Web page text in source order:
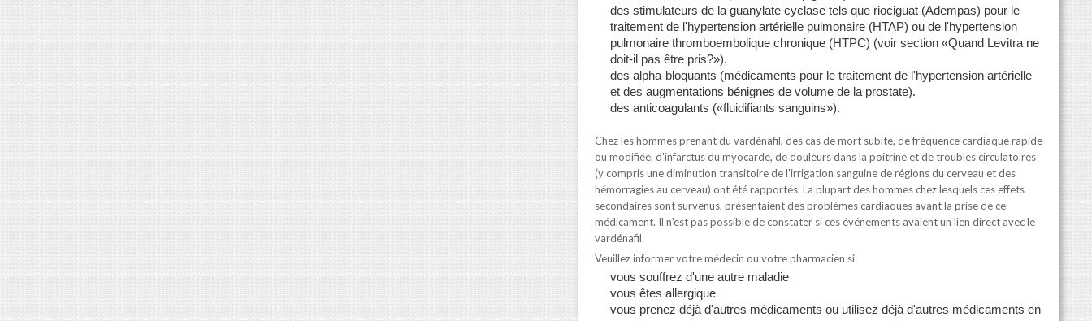
des stimulateurs de la guanylate cyclase tels que riociguat (Adempas) pour le
traitement de l'hypertension artérielle pulmonaire (HTAP) ou de l'hypertension
pulmonaire thromboembolique chronique (HTPC) (voir section «Quand Levitra ne
doit-il pas être pris?»).
des alpha-bloquants (médicaments pour le traitement de l'hypertension artérielle
et des augmentations bénignes de volume de la prostate).
des anticoagulants («fluidifiants sanguins»).
Chez les hommes prenant du vardénafil, des cas de mort subite, de fréquence cardiaque rapide
ou modifiée, d'infarctus du myocarde, de douleurs dans la poitrine et de troubles circulatoires
(y compris une diminution transitoire de l'irrigation sanguine de régions du cerveau et des
hémorragies au cerveau) ont été rapportés. La plupart des hommes chez lesquels ces effets
secondaires sont survenus, présentaient des problèmes cardiaques avant la prise de ce
médicament. Il n'est pas possible de constater si ces événements avaient un lien direct avec le
vardénafil.
Veuillez informer votre médecin ou votre pharmacien si
vous souffrez d'une autre maladie
vous êtes allergique
vous prenez déjà d'autres médicaments ou utilisez déjà d'autres médicaments en